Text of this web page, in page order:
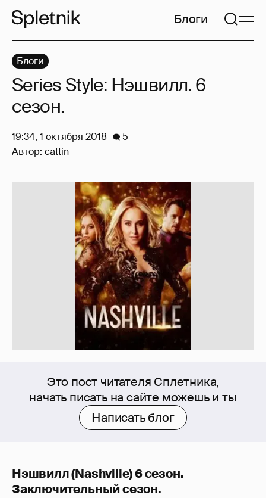
Блоги
Это пост читателя Сплетника,
начать писать на сайте можешь и ты
Написать блог
Нэшвилл (Nashville) 6 сезон.
Заключительный сезон.
Блоги
Series Style: Нэшвилл. 6
сезон.
19:34, 1 октября 2018
5
Автор: cattin